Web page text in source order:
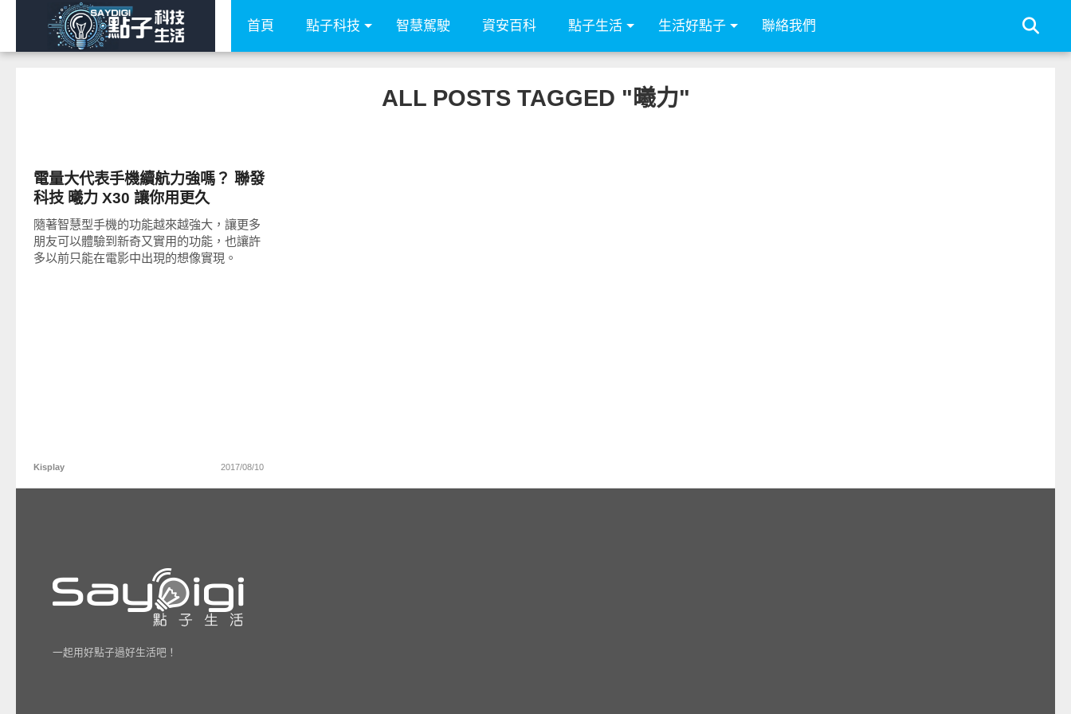
首頁 點子科技 智慧駕駛 資安百科 點子生活 生活好點子 聯絡我們
ALL POSTS TAGGED "曦力"
電量大代表手機續航力強嗎？ 聯發
科技 曦力 X30 讓你用更久
隨著智慧型手機的功能越來越強大，讓更多
朋友可以體驗到新奇又實用的功能，也讓許
多以前只能在電影中出現的想像實現。
Kisplay 2017/08/10
一起用好點子過好生活吧！